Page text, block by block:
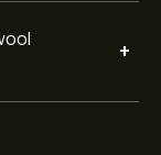
+